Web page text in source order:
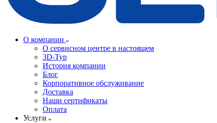
О компании
О сервисном центре в настоящем
3D-Тур
История компании
Блог
Корпоративное обслуживание
Доставка
Наши сертификаты
Оплата
Услуги